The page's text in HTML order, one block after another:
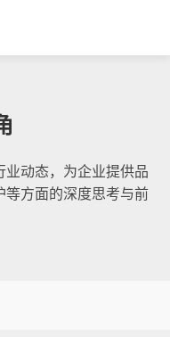
业动态，为企业提供品
等方面的深度思考与前